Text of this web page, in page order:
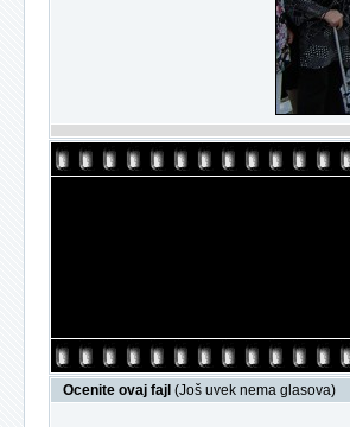
Ocenite ovaj fajl (Još uvek nema glasova)